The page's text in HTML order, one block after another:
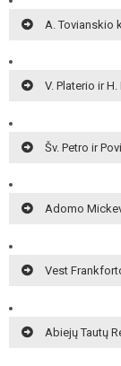
A. Tovianskio
V. Platerio ir
Šv. Petro ir
Adomo
Vest
Abiejų Tautų